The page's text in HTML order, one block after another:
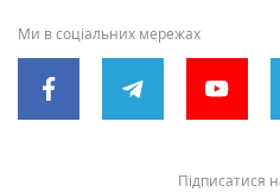
Ми в соціальних мережах
Підписатися